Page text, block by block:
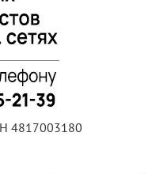
4817003180